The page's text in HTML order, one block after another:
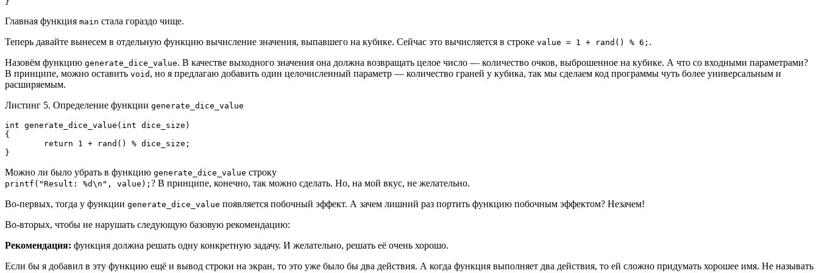
Главная функция main стала гораздо чище.
Теперь давайте вынесем в отдельную функцию вычисление значения, выпавшего на кубике. Сейчас это вычисляется в строке value = 1 + rand() % 6; .
Назовём функцию generate_dice_value. В качестве выходного значения она должна возвращать целое число — количество очков, выброшенное на кубике. А что со входными параметрами?
В принципе, можно оставить void , но я предлагаю добавить один целочисленный параметр — количество граней у кубика, так мы сделаем код программы чуть более универсальным и
расширяемым.
Листинг 5. Определение функции generate_dice_value
int generate_dice_value(int dice_size)
{
        return 1 + rand() % dice_size;
}
Можно ли было убрать в функцию generate_dice_value строку
printf("Result: %d\n", value); ? В принципе, конечно, так можно сделать. Но, на мой вкус, не желательно.
Во-первых, тогда у функции generate_dice_value появляется побочный эффект. А зачем лишний раз портить функцию побочным эффектом? Незачем!
Во-вторых, чтобы не нарушать следующую базовую рекомендацию:
Рекомендация: функция должна решать одну конкретную задачу. И желательно, решать её очень хорошо.
Если бы я добавил в эту функцию ещё и вывод строки на экран, то это уже было бы два действия. А когда функция выполняет два действия, то ей сложно придумать хорошее имя. Не называть